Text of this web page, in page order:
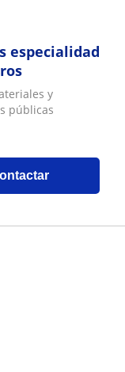
especialidad
y
públicas